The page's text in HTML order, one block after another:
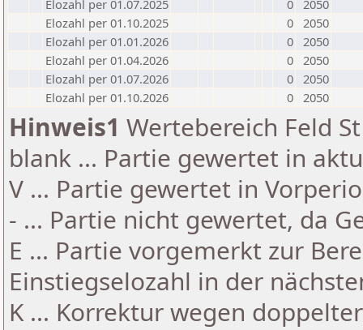
Elozahl per 01.07.2025
0 2050
Elozahl per 01.10.2025
0 2050
Elozahl per 01.01.2026
0 2050
Elozahl per 01.04.2026
0 2050
Elozahl per 01.07.2026
0 2050
Elozahl per 01.10.2026
0 2050
Hinweis1 Wertebereich Feld
blank ... Partie gewertet in
V ... Partie gewertet in
- ... Partie nicht gewertet, da
E ... Partie vorgemerkt zur
Einstiegselozahl in der
K ... Korrektur wegen